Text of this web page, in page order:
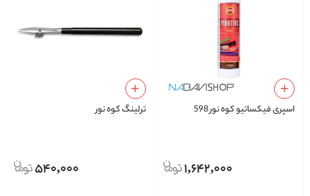
اسپری فیکساتیو کوه نور 598
1,642,000
ترلینگ کوه نور
540,000